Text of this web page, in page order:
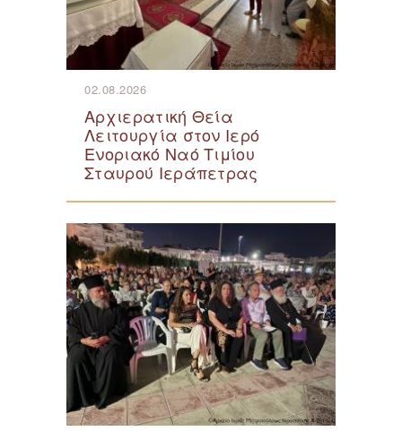
02.08.2026
Αρχιερατική Θεία
Λειτουργία στον Ιερό
Ενοριακό Ναό Τιμίου
Σταυρού Ιεράπετρας